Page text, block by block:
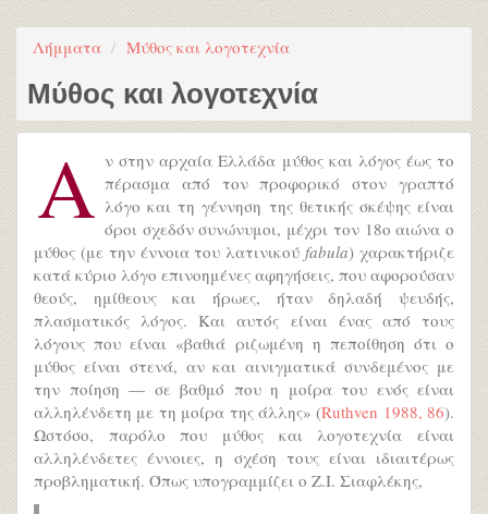
Λήμματα Μύθος και λογοτεχνία
Μύθος και λογοτεχνία
Α ν στην αρχαία Ελλάδα μύθος και λόγος έως το
πέρασμα από τον προφορικό στον γραπτό
λόγο και τη γέννηση της θετικής σκέψης είναι
όροι σχεδόν συνώνυμοι, μέχρι τον 18ο αιώνα ο
μύθος (με την έννοια του λατινικούfabula) χαρακτήριζε
κατά κύριο λόγο επινοημένες αφηγήσεις, που αφορούσαν
θεούς, ημίθεους και ήρωες, ήταν δηλαδή ψευδής,
πλασματικός λόγος. Και αυτός είναι ένας από τους
λόγους που είναι «βαθιά ριζωμένη η πεποίθηση ότι ο
μύθος είναι στενά, αν και αινιγματικά συνδεμένος με
την ποίηση — σε βαθμό που η μοίρα του ενός είναι
αλληλένδετη με τη μοίρα της άλλης» (Ruthven 1988, 86).
Ωστόσο, παρόλο που μύθος και λογοτεχνία είναι
αλληλένδετες έννοιες, η σχέση τους είναι ιδιαιτέρως
προβληματική. Όπως υπογραμμίζει ο Ζ.Ι. Σιαφλέκης,